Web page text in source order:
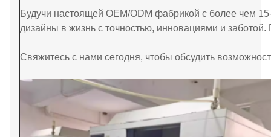
Будучи настоящей OEM/ODM фабрикой с более чем
дизайны в жизнь с точностью, инновациями и
Свяжитесь с нами сегодня, чтобы обсудить